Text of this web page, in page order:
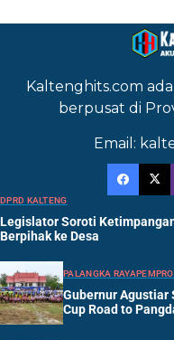
Kaltenghits.com
berpusat di
Email:
DPRD KALTENG
Legislator Soroti
Berpihak ke Desa
PALANGKA RAYA
Gubernur Agustiar
Cup Road to